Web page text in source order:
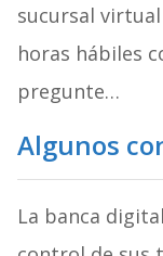
sucursal
horas hábiles
pregunte…
Algunos
La banca